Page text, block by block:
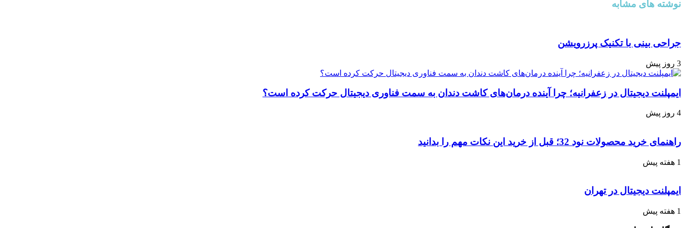
نوشته های مشابه
جراحی بینی با تکنیک پرزرویشن
3 روز پیش
ایمپلنت دیجیتال در زعفرانیه؛ چرا آینده درمان‌های کاشت دندان به سمت فناوری دیجیتال حرکت کرده است؟
4 روز پیش
راهنمای خرید محصولات نود 32؛ قبل از خرید این نکات مهم را بدانید
1 هفته پیش
ایمپلنت دیجیتال در تهران
1 هفته پیش